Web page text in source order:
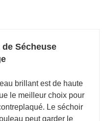
Sécheuse
brillant est de haute
le meilleur choix pour
Le séchoir
peut garder le